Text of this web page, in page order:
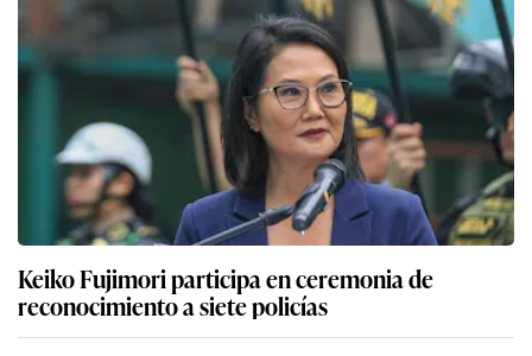
Keiko Fujimori participa en ceremonia de
reconocimiento a siete policías